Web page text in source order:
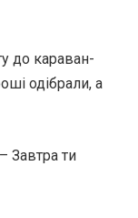
до караван-
одібрали, а
Завтра ти